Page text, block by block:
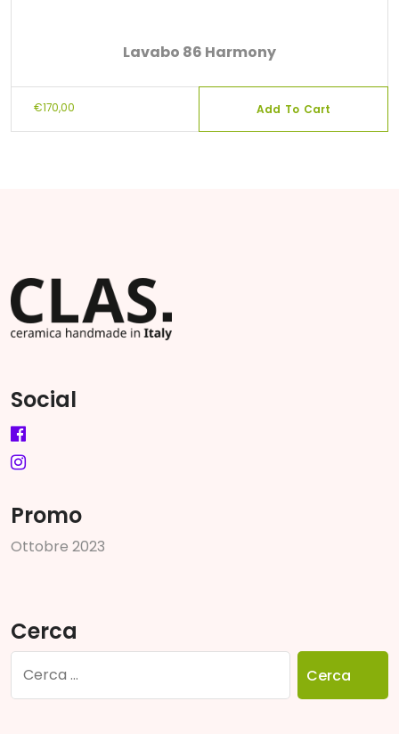
Lavabo 86 Harmony
€170,00 Add To Cart
Social
Promo
Ottobre 2023
Cerca
Ricerca
per: